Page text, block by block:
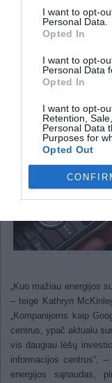
I want to opt-
Personal Data.
Opted In
I want to opt-
Personal Data
Opted In
I want to opt-
Retention,
Personal Data
Purposes for
Opted Out
Fizinį skausmą malšina
energijos
„Kuo mažiau energijos
– teigė Kathryn
„Kompanijoms kaip
centrus, ypač aktualu
vis daugiau lėšų
informacijos centrus“,
energijos sąnaudas,